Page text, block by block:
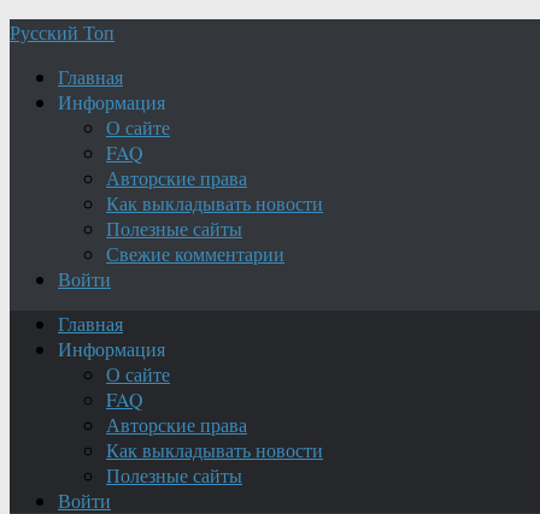
Русский Топ
Главная
Информация
О сайте
FAQ
Авторские права
Как выкладывать новости
Полезные сайты
Свежие комментарии
Войти
Главная
Информация
О сайте
FAQ
Авторские права
Как выкладывать новости
Полезные сайты
Войти